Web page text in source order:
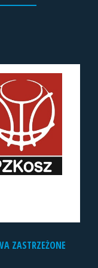
ZASTRZEŻONE